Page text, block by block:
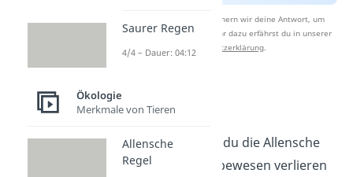
Nach Beantwortung speichern wir deine Antwort, um
Studyflix zu verbessern. Mehr dazu erfährst du in unserer
Datenschutzerklärung.
Begründung
Begründen kannst du die Allensche
Regel wie folgt: Lebewesen verlieren
Saurer Regen
4/4 – Dauer: 04:12
Ökologie
Merkmale von Tieren
Allensche
Regel